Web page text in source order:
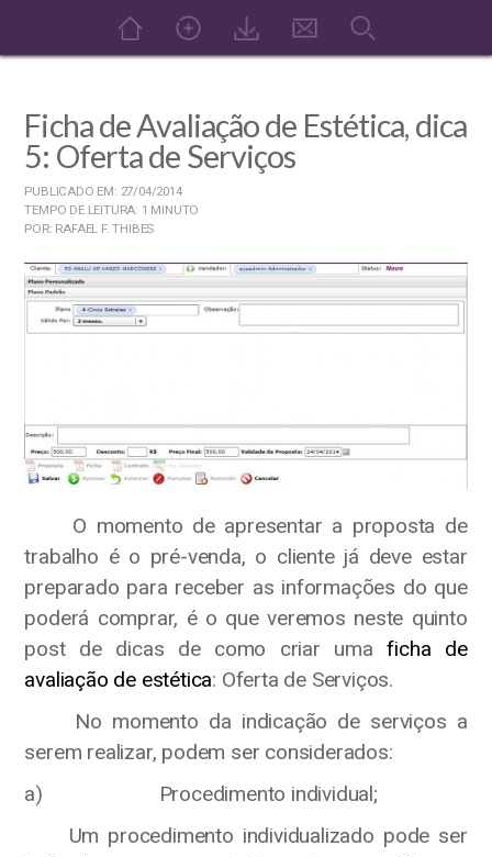
Ficha de Avaliação de Estética, dica
5: Oferta de Serviços
PUBLICADO EM: 27/04/2014
TEMPO DE LEITURA: 1 MINUTO
POR: RAFAEL F. THIBES
O momento de apresentar a proposta de
trabalho é o pré-venda, o cliente já deve estar
preparado para receber as informações do que
poderá comprar, é o que veremos neste quinto
post de dicas de como criar umaficha de
avaliação de estética: Oferta de Serviços.
No momento da indicação de serviços a
serem realizar, podem ser considerados:
a) Procedimento individual;
Um procedimento individualizado pode ser